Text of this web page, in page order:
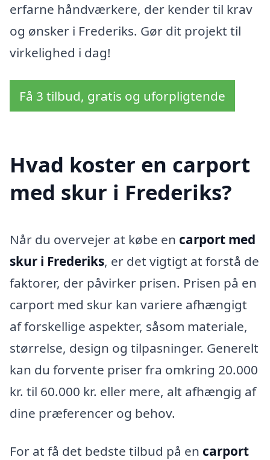
erfarne håndværkere, der kender til krav
og ønsker i Frederiks. Gør dit projekt til
virkelighed i dag!
Få 3 tilbud, gratis og uforpligtende
Hvad koster en carport
med skur i Frederiks?
Når du overvejer at købe en carport med
skur i Frederiks, er det vigtigt at forstå de
faktorer, der påvirker prisen. Prisen på en
carport med skur kan variere afhængigt
af forskellige aspekter, såsom materiale,
størrelse, design og tilpasninger. Generelt
kan du forvente priser fra omkring 20.000
kr. til 60.000 kr. eller mere, alt afhængig af
dine præferencer og behov.
For at få det bedste tilbud på en carport